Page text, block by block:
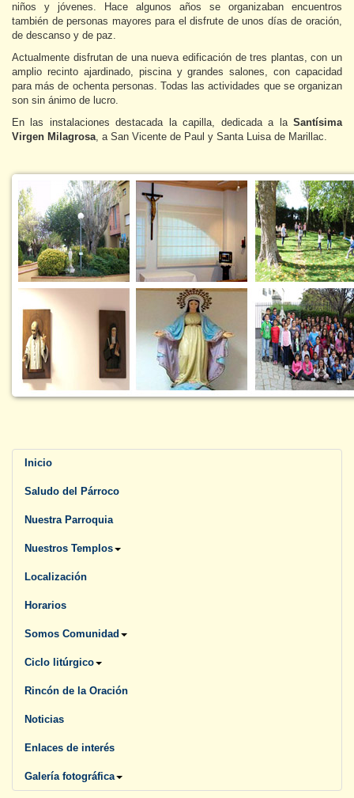
niños y jóvenes. Hace algunos años se organizaban encuentros
también de personas mayores para el disfrute de unos días de oración,
de descanso y de paz.
Actualmente disfrutan de una nueva edificación de tres plantas, con un
amplio recinto ajardinado, piscina y grandes salones, con capacidad
para más de ochenta personas. Todas las actividades que se organizan
son sin ánimo de lucro.
En las instalaciones destacada la capilla, dedicada a la Santísima
Virgen Milagrosa, a San Vicente de Paul y Santa Luisa de Marillac.
Inicio
Saludo del Párroco
Nuestra Parroquia
Nuestros Templos
Localización
Horarios
Somos Comunidad
Ciclo litúrgico
Rincón de la Oración
Noticias
Enlaces de interés
Galería fotográfica